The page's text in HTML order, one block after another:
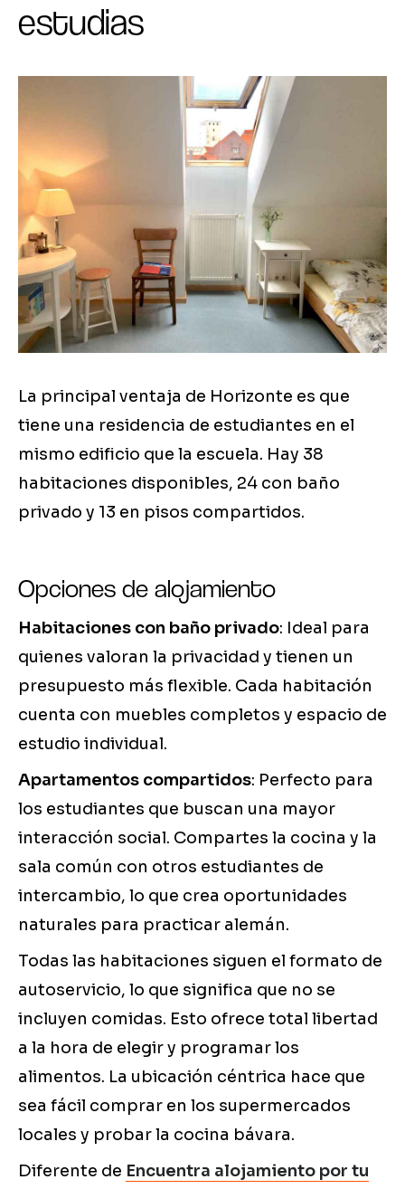
estudias
La principal ventaja de Horizonte es que
tiene una residencia de estudiantes en el
mismo edificio que la escuela. Hay 38
habitaciones disponibles, 24 con baño
privado y 13 en pisos compartidos.
Opciones de alojamiento
Habitaciones con baño privado: Ideal para
quienes valoran la privacidad y tienen un
presupuesto más flexible. Cada habitación
cuenta con muebles completos y espacio de
estudio individual.
Apartamentos compartidos: Perfecto para
los estudiantes que buscan una mayor
interacción social. Compartes la cocina y la
sala común con otros estudiantes de
intercambio, lo que crea oportunidades
naturales para practicar alemán.
Todas las habitaciones siguen el formato de
autoservicio, lo que significa que no se
incluyen comidas. Esto ofrece total libertad
a la hora de elegir y programar los
alimentos. La ubicación céntrica hace que
sea fácil comprar en los supermercados
locales y probar la cocina bávara.
Diferente de Encuentra alojamiento por tu